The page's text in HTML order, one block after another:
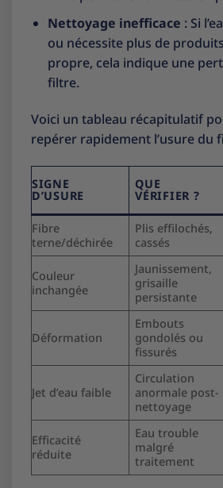
Nettoyage inefficace : Si
ou nécessite plus de
propre, cela indique une
filtre.
Voici un tableau récapitulatif
repérer rapidement l’usure du
SIGNE
D’USURE
QUE
VÉRIFIER ?
Fibre
terne/déchirée
Plis effilochés,
cassés
Couleur
inchangée
Jaunissement,
grisaille
persistante
Déformation
Embouts
gondolés ou
fissurés
Jet d’eau faible
Circulation
anormale post-
nettoyage
Efficacité
réduite
Eau trouble
malgré
traitement